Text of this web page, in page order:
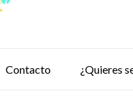
Contacto ¿Quieres